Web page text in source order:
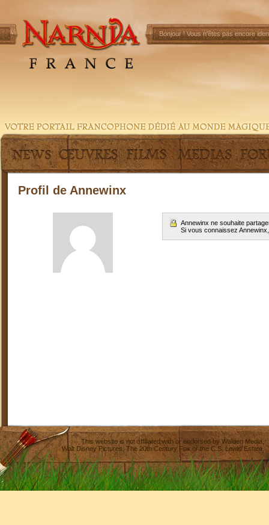
Bonjour !Vous n'êtes pas encore
Profil de Annewinx
Annewinx ne souhaite
Si vous connaissez
This website is not affiliated with or endorsed byWalden Media
Walt Disney Pictures,The 20th Century Fox or the C.S. Lewis Estate.